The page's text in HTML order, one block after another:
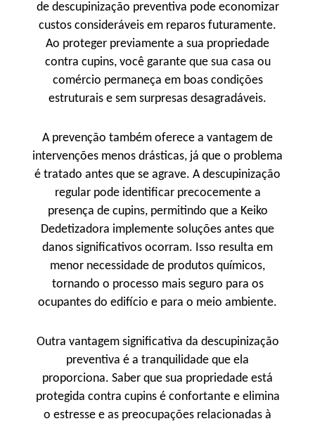
de descupinização preventiva pode economizar
custos consideráveis em reparos futuramente.
Ao proteger previamente a sua propriedade
contra cupins, você garante que sua casa ou
comércio permaneça em boas condições
estruturais e sem surpresas desagradáveis.
A prevenção também oferece a vantagem de
intervenções menos drásticas, já que o problema
é tratado antes que se agrave. A descupinização
regular pode identificar precocemente a
presença de cupins, permitindo que a Keiko
Dedetizadora implemente soluções antes que
danos significativos ocorram. Isso resulta em
menor necessidade de produtos químicos,
tornando o processo mais seguro para os
ocupantes do edifício e para o meio ambiente.
Outra vantagem significativa da descupinização
preventiva é a tranquilidade que ela
proporciona. Saber que sua propriedade está
protegida contra cupins é confortante e elimina
o estresse e as preocupações relacionadas à